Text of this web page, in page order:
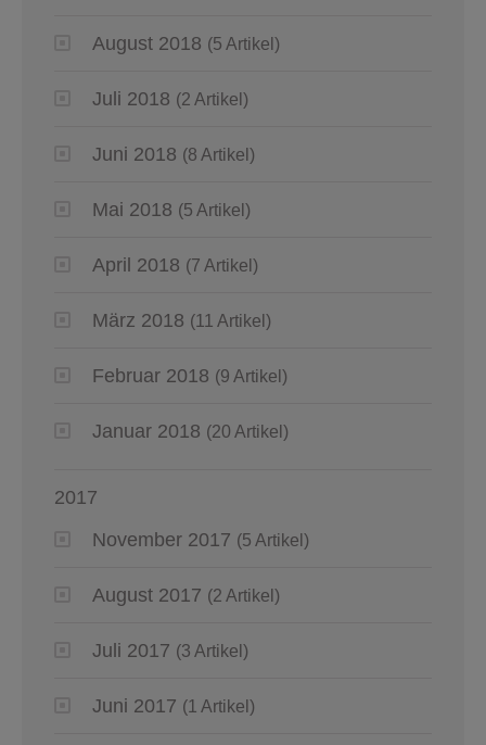
August 2018 (5 Artikel)
Juli 2018 (2 Artikel)
Juni 2018 (8 Artikel)
Mai 2018 (5 Artikel)
April 2018 (7 Artikel)
März 2018 (11 Artikel)
Februar 2018 (9 Artikel)
Januar 2018 (20 Artikel)
2017
November 2017 (5 Artikel)
August 2017 (2 Artikel)
Juli 2017 (3 Artikel)
Juni 2017 (1 Artikel)